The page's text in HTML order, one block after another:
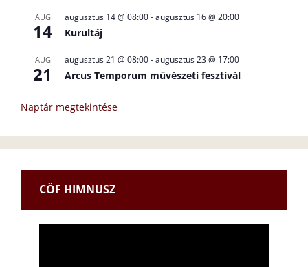
AUG
14
augusztus 14 @ 08:00-augusztus 16 @ 20:00
Kurultáj
AUG
21
augusztus 21 @ 08:00-augusztus 23 @ 17:00
Arcus Temporum művészeti fesztivál
Naptár megtekintése
CÖF HIMNUSZ